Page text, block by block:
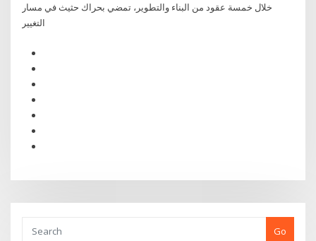
خلال خمسة عقود من البناء والتطوير، تمضي بحراك حثيث في مسار
التغيير
Go